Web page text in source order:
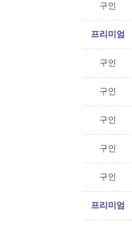
구인
프리미엄
구인
구인
구인
구인
구인
프리미엄